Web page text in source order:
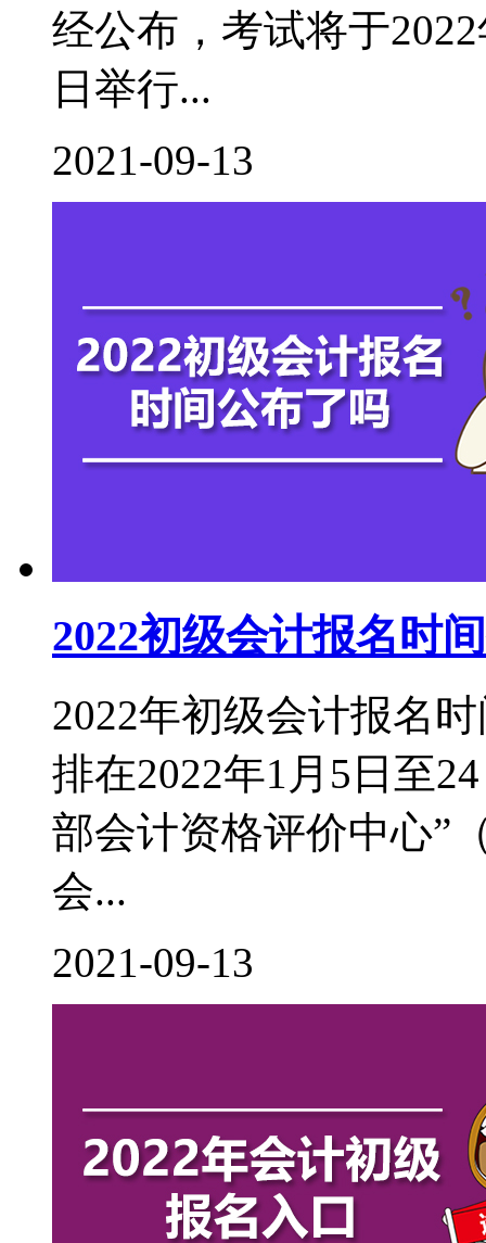
经公布，考试将于
日举行...
2021-09-13
2022初级会计报名时
2022年初级会计报名
排在2022年1月5日至
部会计资格评价中心”
会...
2021-09-13